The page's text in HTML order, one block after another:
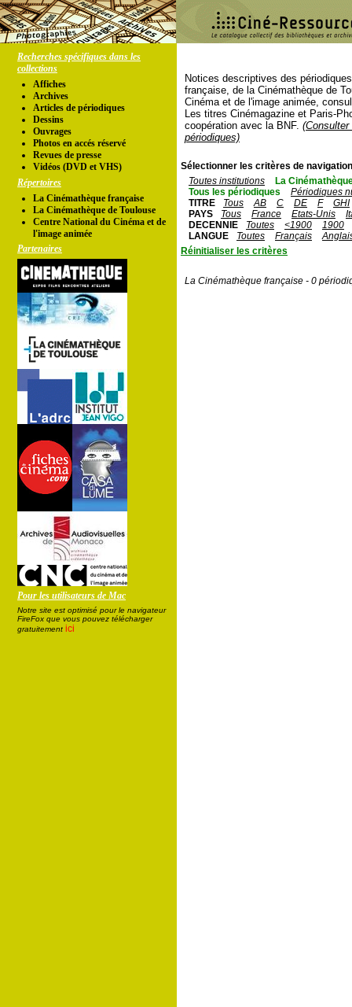
Recherches spécifiques dans les
collections
Affiches
Archives
Articles de périodiques
Dessins
Ouvrages
Photos en accés réservé
Revues de presse
Vidéos (DVD et VHS)
Répertoires
La Cinémathèque française
La Cinémathèque de Toulouse
Centre National du Cinéma et de
l'image animée
Partenaires
Pour les utilisateurs de Mac
Notre site est optimisé pour le navigateur
FireFox que vous pouvez télécharger
gratuitement ici
Notices descriptives des
française, de la Cinémathèque de
Cinéma et de l'image animée,
Les titres Cinémagazine et Paris-
coopération avec la BNF.
périodiques)
Sélectionner les critères de
Toutes institutions
La
Tous les périodiques
Périodiques
TITRE
Tous AB C DE F
GHI
PAYS
Tous France Etats-Unis
DECENNIE
Toutes <1900
1900
LANGUE
Toutes Français
Réinitialiser les critères
La Cinémathèque française - 0